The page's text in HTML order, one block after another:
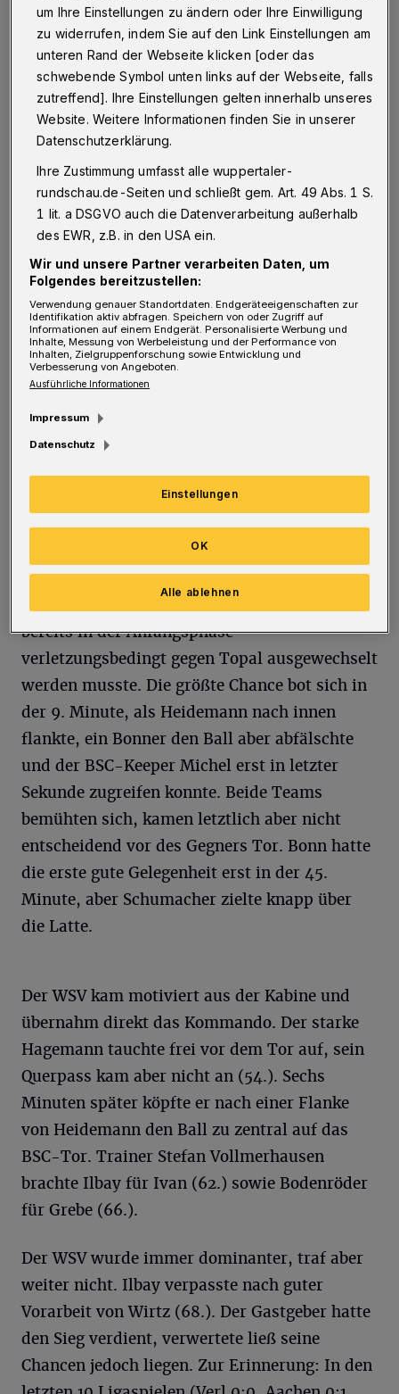
Von Jörn Koldehoff und Julian Schumacher
K
Der Anpfiff erfolgte mit neunminütiger
Verspätung. Grund war allerdings nicht der
rege Andrang an den Kassen, sondern die
Tatsache, dass der WSV zu spät mit dem
Verabschiedungen begonnen hatte. Sehr zum
Missfallen des Schiedsrichtergespanns.
Allerdings hatte die Partie, die wie alle
keine Auswirkung auf den Auf- oder
Abstiegskampf. Den Verein verlassen Bayrak,
M'Bengue, Topal, Ilbay, Bodenröder sowie die
Leihgaben Teijsse und Holldack.
Auch auf dem Platz ging es in der ersten
Halbzeit eher unspektakulär zu. Das lag
vielleicht auch daran, dass Torjäger Teijsse
bereits in der Anfangsphase
verletzungsbedingt gegen Topal ausgewechselt
werden musste. Die größte Chance bot sich in
der 9. Minute, als Heidemann nach innen
flankte, ein Bonner den Ball aber abfälschte
und der BSC-Keeper Michel erst in letzter
Sekunde zugreifen konnte. Beide Teams
bemühten sich, kamen letztlich aber nicht
entscheidend vor des Gegners Tor. Bonn hatte
die erste gute Gelegenheit erst in der 45.
Minute, aber Schumacher zielte knapp über
die Latte.
Der WSV kam motiviert aus der Kabine und
übernahm direkt das Kommando. Der starke
Hagemann tauchte frei vor dem Tor auf, sein
Querpass kam aber nicht an (54.). Sechs
Minuten später köpfte er nach einer Flanke
von Heidemann den Ball zu zentral auf das
BSC-Tor. Trainer Stefan Vollmerhausen
brachte Ilbay für Ivan (62.) sowie Bodenröder
für Grebe (66.).
Der WSV wurde immer dominanter, traf aber
weiter nicht. Ilbay verpasste nach guter
Vorarbeit von Wirtz (68.). Der Gastgeber hatte
den Sieg verdient, verwertete ließ seine
Chancen jedoch liegen. Zur Erinnerung: In den
um Ihre Einstellungen zu ändern oder Ihre Einwilligung
zu widerrufen, indem Sie auf den Link Einstellungen am
unteren Rand der Webseite klicken [oder das
schwebende Symbol unten links auf der Webseite, falls
zutreffend]. Ihre Einstellungen gelten innerhalb unseres
Website. Weitere Informationen finden Sie in unserer
Datenschutzerklärung.
Ihre Zustimmung umfasst alle wuppertaler-
rundschau.de-Seiten und schließt gem. Art. 49 Abs. 1 S.
1 lit. a DSGVO auch die Datenverarbeitung außerhalb
des EWR, z.B. in den USA ein.
Wir und unsere Partner verarbeiten Daten, um
Folgendes bereitzustellen:
Verwendung genauer Standortdaten. Endgeräteeigenschaften zur
Identifikation aktiv abfragen. Speichern von oder Zugriff auf
Informationen auf einem Endgerät. Personalisierte Werbung und
Inhalte, Messung von Werbeleistung und der Performance von
Inhalten, Zielgruppenforschung sowie Entwicklung und
Verbesserung von Angeboten.
Ausführliche Informationen
Impressum
Datenschutz
Einstellungen
Alle ablehnen
OK